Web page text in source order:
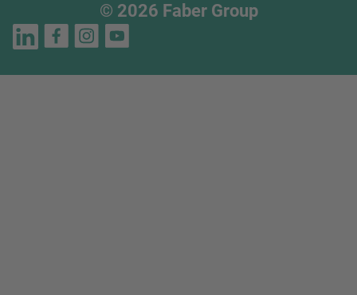
© 2026 Faber Group